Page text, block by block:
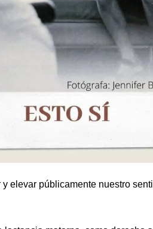
elevar públicamente nuestro